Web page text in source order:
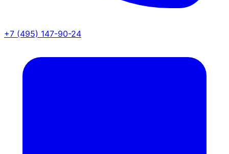
+7 (495) 147-90-24